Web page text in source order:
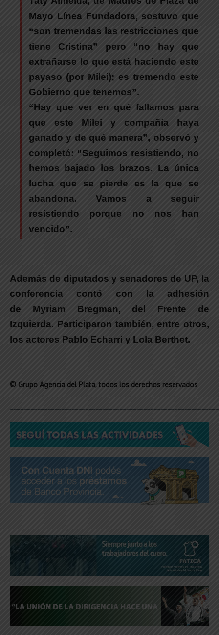
Mayo Línea Fundadora, sostuvo que
“son tremendas las restricciones que
tiene Cristina”
pero “no hay que
extrañarse lo que está haciendo este
payaso (por Milei); es tremendo este
Gobierno que tenemos”.
“Hay que ver en qué fallamos para
que este Milei y compañía haya
ganado y de qué manera”, observó y
completó: “Seguimos resistiendo, no
hemos bajado los brazos. La única
lucha que se pierde es la que se
abandona. Vamos a seguir
resistiendo porque no nos han
vencido”.
Además de diputados y senadores de UP, la
conferencia contó con la adhesión
de Myriam Bregman, del Frente de
Izquierda. Participaron también, entre otros,
los actores Pablo Echarri y Lola Berthet.
© Grupo Agencia del Plata, todos los derechos reservados